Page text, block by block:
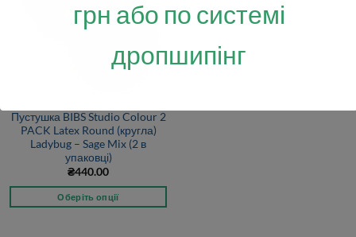
Пустушка BIBS Studio Colour 2
PACK Latex Round (кругла)
Ladybug – Sage Mix (2 в
упаковці)
₴440.00
Оберіть опції
грн або по системі
дропшипінг